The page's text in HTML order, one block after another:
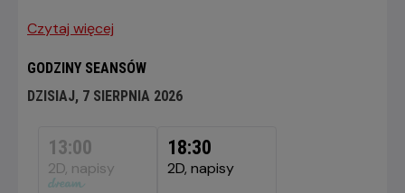
Czytaj więcej
GODZINY SEANSÓW
DZISIAJ, 7 SIERPNIA 2026
SIERPNIA
2026
13:00
2D, napisy
18:30
2D, napisy